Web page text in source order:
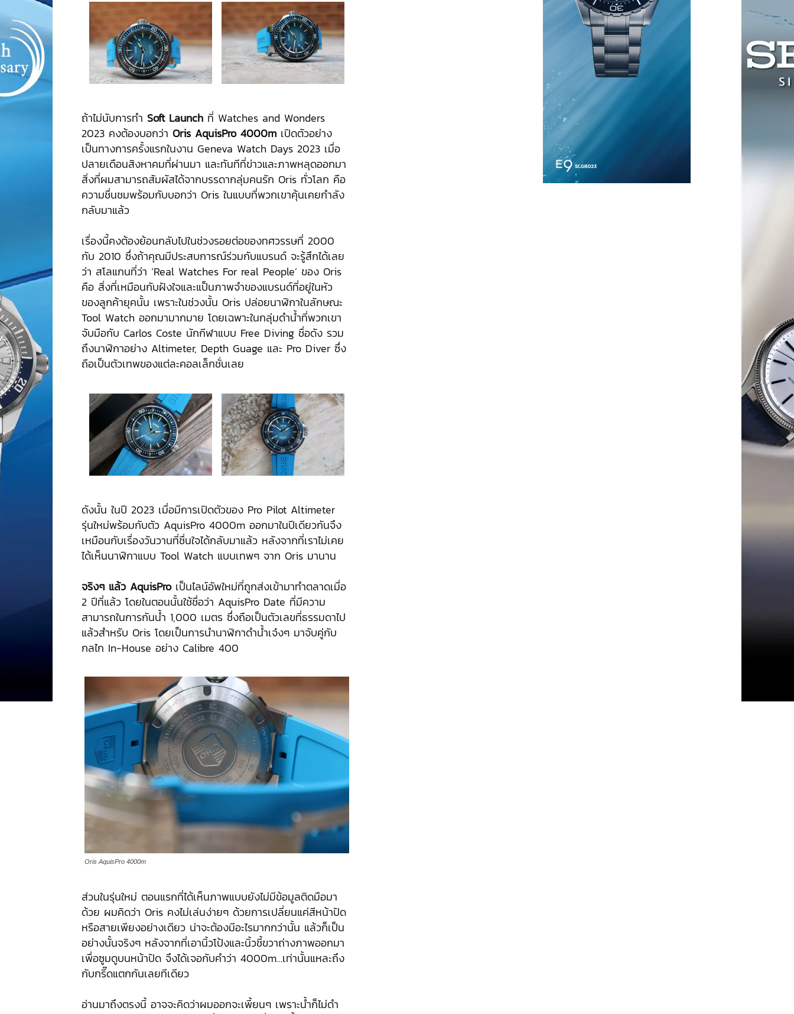
ถ้าไม่นับการทำ Soft Launch ที่ Watches and Wonders
2023 คงต้องบอกว่า Oris AquisPro 4000m เปิดตัวอย่าง
เป็นทางการครั้งแรกในงาน Geneva Watch Days 2023 เมื่อ
ปลายเดือนสิงหาคมที่ผ่านมา และทันทีที่ข่าวและภาพหลุดออกมา
สิ่งที่ผมสามารถสัมผัสได้จากบรรดากลุ่มคนรัก Oris ทั่วโลก คือ
ความชื่นชมพร้อมกับบอกว่า Oris ในแบบที่พวกเขาคุ้นเคยกำลัง
กลับมาแล้ว
เรื่องนี้คงต้องย้อนกลับไปในช่วงรอยต่อของทศวรรษที่ 2000
กับ 2010 ซึ่งถ้าคุณมีประสบการณ์ร่วมกับแบรนด์ จะรู้สึกได้เลย
ว่า สโลแกนที่ว่า ‘Real Watches For real People’ ของ Oris
คือ สิ่งที่เหมือนกับฝังใจและแป็นภาพจำของแบรนด์ที่อยู่ในหัว
ของลูกค้ายุคนั้น เพราะในช่วงนั้น Oris ปล่อยนาฬิกาในลักษณะ
Tool Watch ออกมามากมาย โดยเฉพาะในกลุ่มดำน้ำที่พวกเขา
จับมือกับ Carlos Coste นักกีฬาแบบ Free Diving ชื่อดัง รวม
ถึงนาฬิกาอย่าง Altimeter, Depth Guage และ Pro Diver ซึ่ง
ถือเป็นตัวเทพของแต่ละคอลเล็กชั่นเลย
ดังนั้น ในปี 2023 เมื่อมีการเปิดตัวของ Pro Pilot Altimeter
รุ่นใหม่พร้อมกับตัว AquisPro 4000m ออกมาในปีเดียวกันจึง
เหมือนกับเรื่องวันวานที่ชื่นใจได้กลับมาแล้ว หลังจากที่เราไม่เคย
ได้เห็นนาฬิกาแบบ Tool Watch แบบเทพๆ จาก Oris มานาน
จริงๆ แล้ว AquisProเป็นไลน์อัพใหม่ที่ถูกส่งเข้ามาทำตลาดเมื่อ
2 ปีที่แล้ว โดยในตอนนั้นใช้ชื่อว่า AquisPro Date ที่มีความ
สามารถในการกันน้ำ 1,000 เมตร ซึ่งถือเป็นตัวเลขที่ธรรมดาไป
แล้วสำหรับ Oris โดยเป็นการนำนาฬิกาดำน้ำเจ๋งๆ มาจับคู่กับ
กลไก In-House อย่าง Calibre 400
Oris AquisPro 4000m
ส่วนในรุ่นใหม่ ตอนแรกที่ได้เห็นภาพแบบยังไม่มีข้อมูลติดมือมา
ด้วย ผมคิดว่า Oris คงไม่เล่นง่ายๆ ด้วยการเปลี่ยนแค่สีหน้าปัด
หรือสายเพียงอย่างเดียว น่าจะต้องมีอะไรมากกว่านั้น แล้วก็เป็น
อย่างนั้นจริงๆ หลังจากที่เอานิ้วโป้งและนิ้วชี้ขวาถ่างภาพออกมา
เพื่อซูมดูบนหน้าปัด จึงได้เจอกับคำว่า 4000m…เท่านั้นแหละถึง
กับกรี๊ดแตกกันเลยทีเดียว
อ่านมาถึงตรงนี้ อาจจะคิดว่าผมออกจะเพี้ยนๆ เพราะน้ำก็ไม่ดำ